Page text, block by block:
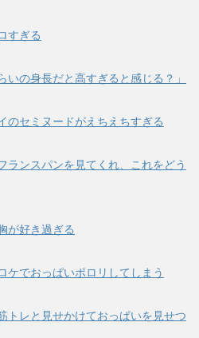
すぎる
いの身長だと高すぎると感じる？」
のセミヌードがえちえちすぎる
ランスパンを見てくれ、これをどう
が好き過ぎる
ケでおっぱいポロリしてしまう
トレと見せかけておっぱいを見せつ